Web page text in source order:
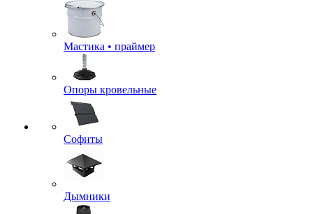
Мастика • праймер
Опоры кровельные
Софиты
Дымники